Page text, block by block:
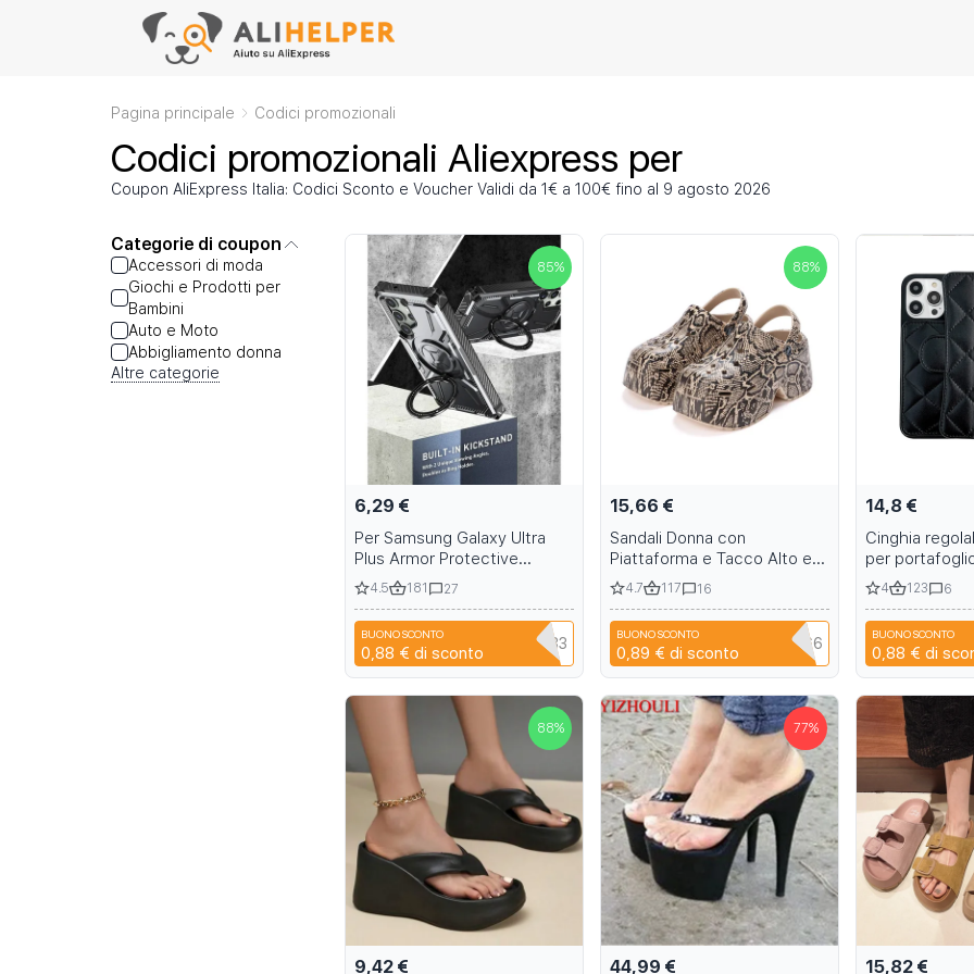
Pagina principale Codici promozionali
Codici promozionali Aliexpress per
Coupon AliExpress Italia: Codici Sconto e Voucher Validi da 1€ a 100€ fino al 9 agosto 2026
Categorie di coupon
Accessori di moda
Giochi e Prodotti per
Bambini
Auto e Moto
Abbigliamento donna
Altre categorie
85%
6,29 €
Per Samsung Galaxy Ultra
Plus Armor Protective
Magnetic Case con Ring
Holder e Belt Clip Pouch S23
S22 S24 S25
4.5 181 27
BUONO SCONTO
0,88 € di scontoSZHAIYU333
88%
15,66 €
Sandali Donna con
Piattaforma e Tacco Alto e
Tacco Chiuso
4.7 117 16
BUONO SCONTO
0,89 € di sconto NIANCI66
14,8 €
Cinghia
per
iPhone Pro
15 14 13 12 11
4 123 6
BUONO SCONTO
0,88 € di
88%
9,42 €
77%
44,99 € 15,82 €